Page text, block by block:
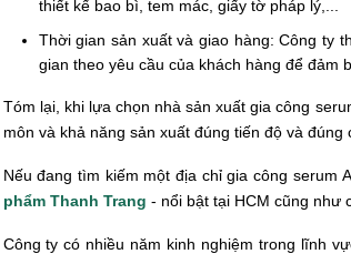
thiết kế bao bì, tem mác, giấy tờ pháp lý,...
Thời gian sản xuất và giao hàng: Công ty
gian theo yêu cầu của khách hàng để đảm
Tóm lại, khi lựa chọn nhà sản xuất gia công
môn và khả năng sản xuất đúng tiến độ và
Nếu đang tìm kiếm một địa chỉ gia công serum
phẩmThanh Trang - nổi bật tại HCM cũng như
Công ty có nhiều năm kinh nghiệm trong lĩnh